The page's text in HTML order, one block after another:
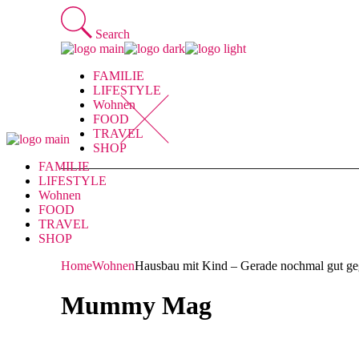
Search
FAMILIE
LIFESTYLE
Wohnen
FOOD
TRAVEL
SHOP
FAMILIE
LIFESTYLE
Wohnen
FOOD
TRAVEL
SHOP
HomeWohnenHausbau mit Kind – Gerade nochmal gut
Mummy Mag